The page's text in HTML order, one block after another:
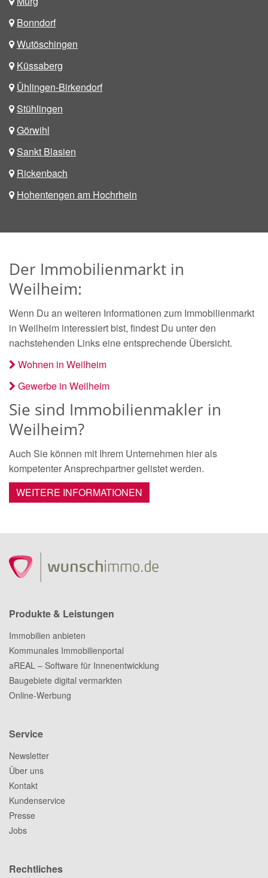
Bonndorf
Wutöschingen
Küssaberg
Ühlingen-Birkendorf
Stühlingen
Görwihl
Sankt Blasien
Rickenbach
Hohentengen am Hochrhein
Der Immobilienmarkt in
Weilheim:
Wenn Du an weiteren Informationen zum Immobilienmarkt
in Weilheim interessiert bist, findest Du unter den
nachstehenden Links eine entsprechende Übersicht.
Wohnen in Weilheim
Gewerbe in Weilheim
Sie sind Immobilienmakler in
Weilheim?
Auch Sie können mit Ihrem Unternehmen hier als
kompetenter Ansprechpartner gelistet werden.
WEITERE INFORMATIONEN
Produkte & Leistungen
Immobilien anbieten
Kommunales Immobilienportal
aREAL – Software für Innenentwicklung
Baugebiete digital vermarkten
Online-Werbung
Service
Newsletter
Über uns
Kontakt
Kundenservice
Presse
Jobs
Rechtliches